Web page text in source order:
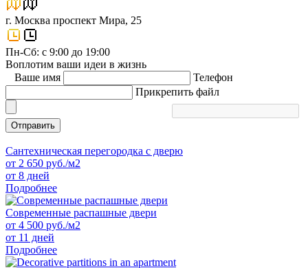
г. Москва проспект Мира, 25
Пн-Сб: с 9:00 до 19:00
Воплотим ваши идеи в жизнь
Ваше имя
Телефон
Прикрепить файл
Отправить
Сантехническая перегородка с дверю
от 2 650 руб./м2
от 8 дней
Подробнее
Современные распашные двери
от 4 500 руб./м2
от 11 дней
Подробнее